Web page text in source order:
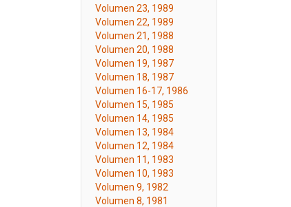
Volumen 23, 1989
Volumen 22, 1989
Volumen 21, 1988
Volumen 20, 1988
Volumen 19, 1987
Volumen 18, 1987
Volumen 16-17, 1986
Volumen 15, 1985
Volumen 14, 1985
Volumen 13, 1984
Volumen 12, 1984
Volumen 11, 1983
Volumen 10, 1983
Volumen 9, 1982
Volumen 8, 1981